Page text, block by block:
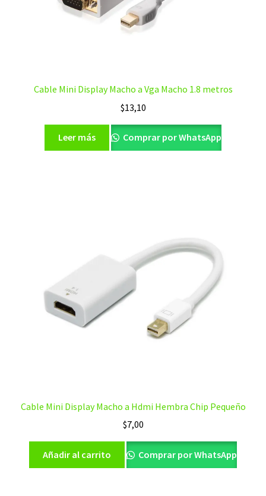
Cable Mini Display Macho a Vga Macho 1.8 metros
$13,10
Leer más Comprar por WhatsApp
Cable Mini Display Macho a Hdmi Hembra Chip Pequeño
$7,00
Añadir al carrito Comprar por WhatsApp